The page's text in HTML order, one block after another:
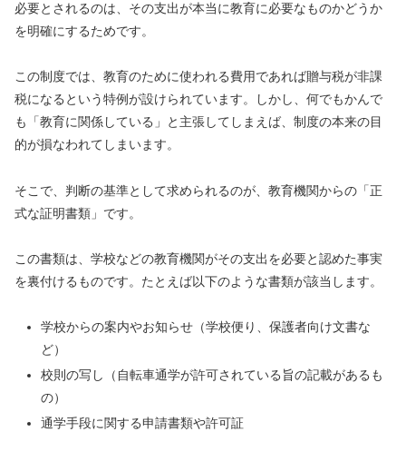
必要とされるのは、その支出が本当に教育に必要なものかどうか
を明確にするためです。
この制度では、教育のために使われる費用であれば贈与税が非課
税になるという特例が設けられています。しかし、何でもかんで
も「教育に関係している」と主張してしまえば、制度の本来の目
的が損なわれてしまいます。
そこで、判断の基準として求められるのが、教育機関からの「正
式な証明書類」です。
この書類は、学校などの教育機関がその支出を必要と認めた事実
を裏付けるものです。たとえば以下のような書類が該当します。
学校からの案内やお知らせ（学校便り、保護者向け文書な
ど）
校則の写し（自転車通学が許可されている旨の記載があるも
の）
通学手段に関する申請書類や許可証